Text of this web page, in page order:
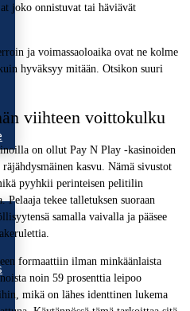
joko onnistuvat tai häviävät
ja voimassaoloaika ovat ne kolme
hyväksyy mitään. Otsikon suuri
viihteen voittokulku
on ollut Pay N Play -kasinoiden
kasvu. Nämä sivustot
pyyhkii perinteisen pelitilin
Pelaaja tekee talletuksen suoraan
samalla vaivalla ja pääsee
formaattiin ilman minkäänlaista
noin 59 prosenttia leipoo
mikä on lähes identtinen lukema